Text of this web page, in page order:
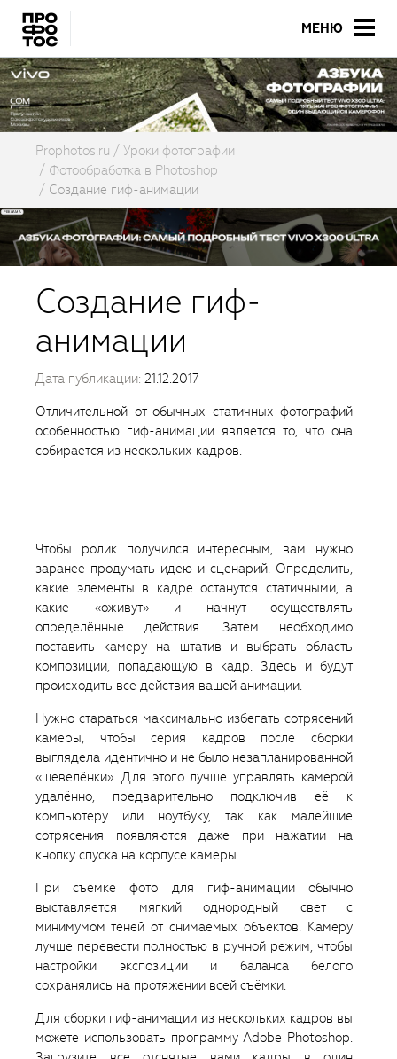
МЕНЮ
Prophotos.ru
Уроки фотографии
Фотообработка в Photoshop
Создание гиф-анимации
Создание гиф-
анимации
Дата публикации: 21.12.2017
Отличительной от обычных статичных фотографий
особенностью гиф-анимации является то, что она
собирается из нескольких кадров.
Чтобы ролик получился интересным, вам нужно
заранее продумать идею и сценарий. Определить,
какие элементы в кадре останутся статичными, а
какие «оживут» и начнут осуществлять
определённые действия. Затем необходимо
поставить камеру на штатив и выбрать область
композиции, попадающую в кадр. Здесь и будут
происходить все действия вашей анимации.
Нужно стараться максимально избегать сотрясений
камеры, чтобы серия кадров после сборки
выглядела идентично и не было незапланированной
«шевелёнки». Для этого лучше управлять камерой
удалённо, предварительно подключив её к
компьютеру или ноутбуку, так как малейшие
сотрясения появляются даже при нажатии на
кнопку спуска на корпусе камеры.
При съёмке фото для гиф-анимации обычно
выставляется мягкий однородный свет с
минимумом теней от снимаемых объектов. Камеру
лучше перевести полностью в ручной режим, чтобы
настройки экспозиции и баланса белого
сохранялись на протяжении всей съёмки.
Для сборки гиф-анимации из нескольких кадров вы
можете использовать программу Adobe Photoshop.